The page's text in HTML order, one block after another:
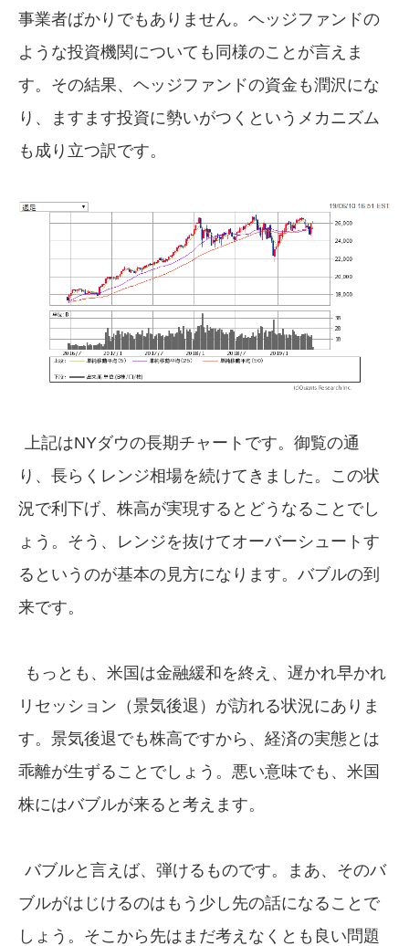
事業者ばかりでもありません。ヘッジファンドの
ような投資機関についても同様のことが言えま
す。その結果、ヘッジファンドの資金も潤沢にな
り、ますます投資に勢いがつくというメカニズム
も成り立つ訳です。
上記はNYダウの長期チャートです。御覧の通
り、長らくレンジ相場を続けてきました。この状
況で利下げ、株高が実現するとどうなることでし
ょう。そう、レンジを抜けてオーバーシュートす
るというのが基本の見方になります。バブルの到
来です。
もっとも、米国は金融緩和を終え、遅かれ早かれ
リセッション（景気後退）が訪れる状況にありま
す。景気後退でも株高ですから、経済の実態とは
乖離が生ずることでしょう。悪い意味でも、米国
株にはバブルが来ると考えます。
バブルと言えば、弾けるものです。まあ、そのバ
ブルがはじけるのはもう少し先の話になることで
しょう。そこから先はまだ考えなくとも良い問題